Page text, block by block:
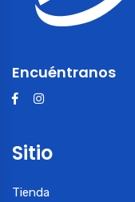
Encuéntranos
Sitio
Tienda